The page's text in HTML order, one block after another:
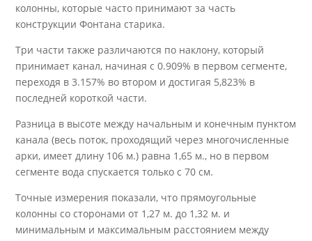
колонны, которые часто принимают за часть
конструкции Фонтана старика.
Три части также различаются по наклону, который
принимает канал, начиная с 0.909% в первом сегменте,
переходя в 3.157% во втором и достигая 5,823% в
последней короткой части.
Разница в высоте между начальным и конечным пунктом
канала (весь поток, проходящий через многочисленные
арки, имеет длину 106 м.) равна 1,65 м., но в первом
сегменте вода спускается только с 70 см.
Точные измерения показали, что прямоугольные
колонны со сторонами от 1,27 м. до 1,32 м. и
минимальным и максимальным расстоянием между